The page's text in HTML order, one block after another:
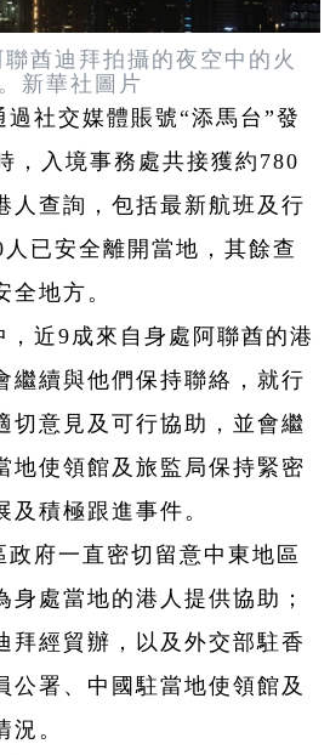
酋迪拜拍攝的夜空中的火
新華社圖片
社交媒體賬號“添馬台”發
，入境事務處共接獲約780
人查詢，包括最新航班及行
已安全離開當地，其餘查
全地方。
，近9成來自身處阿聯酋的港
繼續與他們保持聯絡，就行
切意見及可行協助，並會繼
地使領館及旅監局保持緊密
積極跟進事件。
政府一直密切留意中東地區
身處當地的港人提供協助；
拜經貿辦，以及外交部駐香
公署、中國駐當地使領館及
。